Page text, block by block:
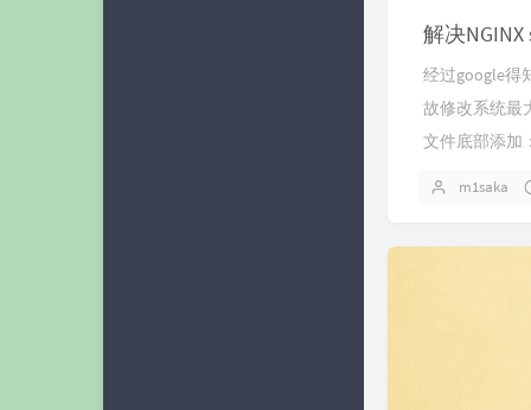
解决
经过google得
故修改系统最
文件底部添加
m1saka